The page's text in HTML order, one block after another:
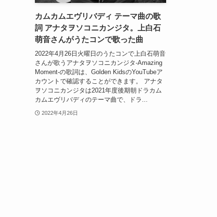
カムカムエヴリバディ テーマ曲の歌
詞 アナタヲソコニカンジタ。上白石
萌音さんがうたコンで歌った曲
2022年4月26日火曜日のうたコンで上白石萌音
さんが歌うアナタヲソコニカンジタ-Amazing
Moment-の歌詞は、Golden KidsのYouTubeア
カウントで確認することができます。 アナタ
ヲソコニカンジタは2021年度後期朝ドラカム
カムエヴリバディのテーマ曲で、ドラ...
2022年4月26日